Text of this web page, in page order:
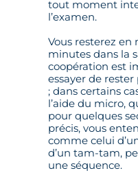
tout moment
l’examen.
Vous resterez en
minutes dans la
coopération est
essayer de
; dans certains
l’aide du micro,
pour quelques
précis, vous
comme celui
d’un tam-tam,
une séquence.